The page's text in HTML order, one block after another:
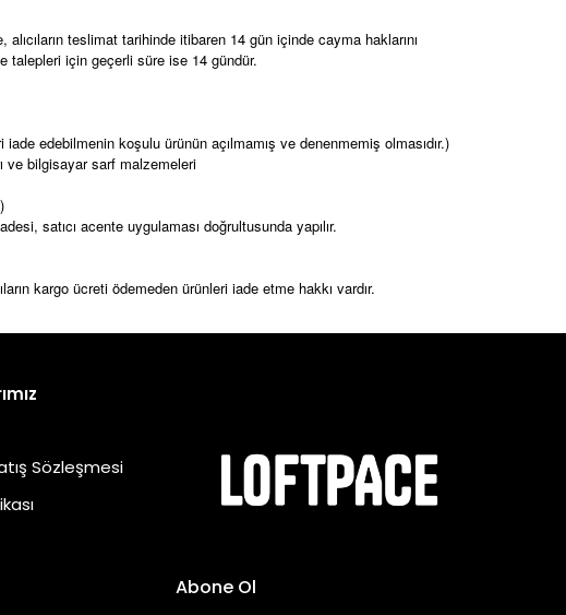
teslimat tarihinde itibaren 14 gün içinde cayma haklarını
talepleri için geçerli süre ise 14 gündür.
edebilmenin koşulu ürünün açılmamış ve denenmemiş olmasıdır.)
ve bilgisayar sarf malzemeleri
satıcı acente uygulaması doğrultusunda yapılır.
kargo ücreti ödemeden ürünleri iade etme hakkı vardır.
Sözleşmesi
Abone Ol